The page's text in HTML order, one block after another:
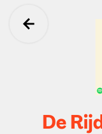
Ga terug
De